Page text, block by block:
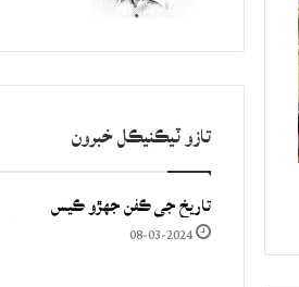
تازو ٽيڪنيڪل خبرون
تاريخ جي ڪفن جھڙو ڪيس
08-03-2024